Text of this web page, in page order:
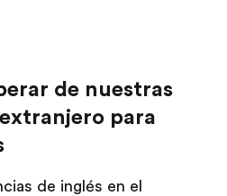
de nuestras
para
de inglés en el